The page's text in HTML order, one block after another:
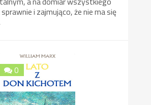
i zajmująco, że nie ma się
0